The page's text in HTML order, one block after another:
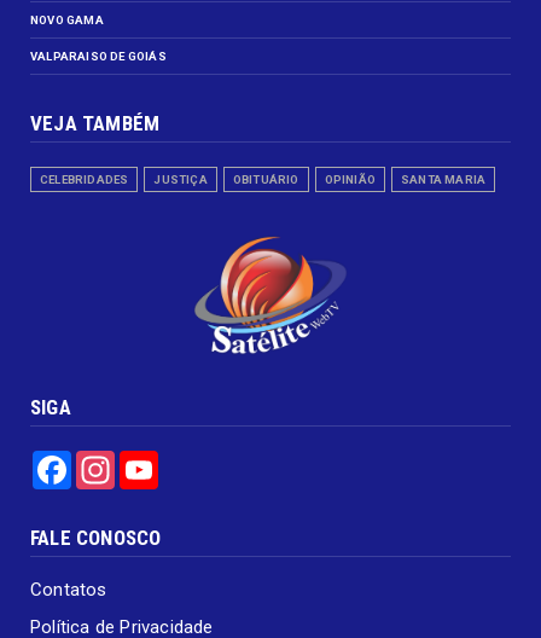
NOVO GAMA
VALPARAISO DE GOIÁS
VEJA TAMBÉM
CELEBRIDADES JUSTIÇA OBITUÁRIO OPINIÃO SANTA MARIA
SIGA
FacebookInstagram
FALE CONOSCO
Contatos
Política de Privacidade